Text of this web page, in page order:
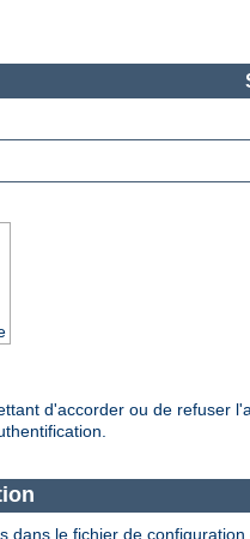
d'accorder ou de refuser
le fichier de